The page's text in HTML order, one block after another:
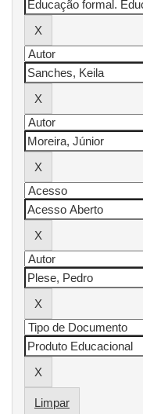
Limpar